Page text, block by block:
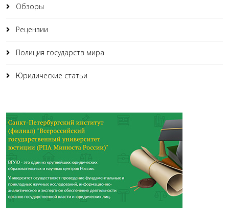
Обзоры
Рецензии
Полиция государств мира
Юридические статьи